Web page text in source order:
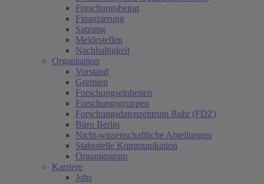
Forschungsbeirat
Finanzierung
Satzung
Meldestellen
Nachhaltigkeit
Organisation
Vorstand
Gremien
Forschungseinheiten
Forschungsgruppen
Forschungsdatenzentrum Ruhr (FDZ)
Büro Berlin
Nicht-wissenschaftliche Abteilungen
Stabsstelle Kommunikation
Organigramm
Karriere
Jobs